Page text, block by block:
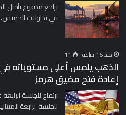
تراجع مدفوع بآمال
في تداولات
منذ 16 ساعة 11
الذهب يلمس أعلى مستوياته
إعادة فتح مضيق هرمز
ارتفاع للجلسة
للجلسة الرابعة